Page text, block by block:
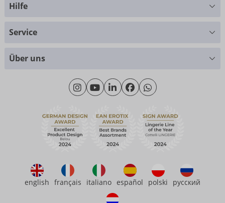
Hilfe
Montag - Donnerstag: 09:00 - 16:00 Uhr
Freitag: 09:00 - 15:00 Uhr
Kontakt
Häufige Fragen
Service
Über uns
Wir über uns
Nachhaltigkeit
eroFame
english français italiano español polski русский